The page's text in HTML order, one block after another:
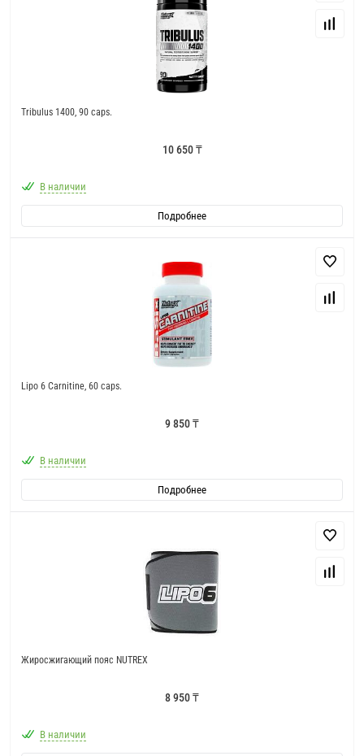
Tribulus 1400, 90 caps.
10 650 ₸
В наличии
Подробнее
Lipo 6 Carnitine, 60 caps.
9 850 ₸
В наличии
Подробнее
Жиросжигающий пояс NUTREX
8 950 ₸
В наличии